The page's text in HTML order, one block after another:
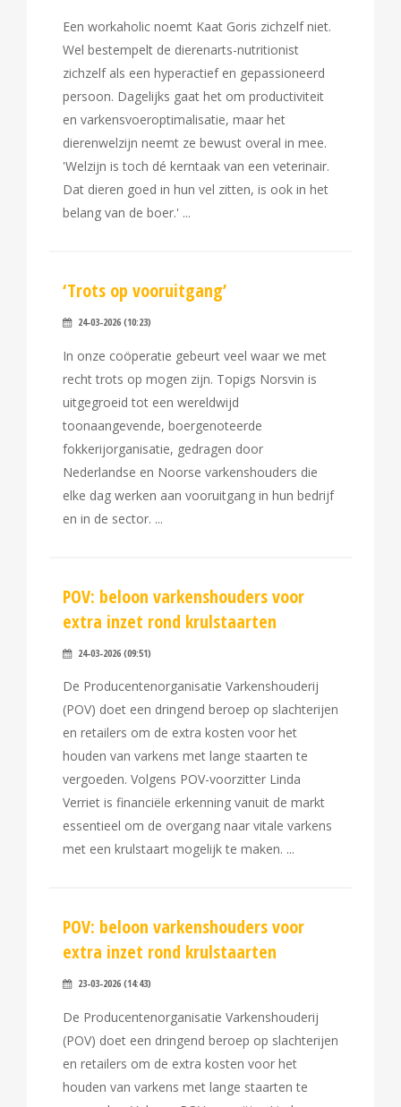
Een workaholic noemt Kaat Goris zichzelf niet.
Wel bestempelt de dierenarts-nutritionist
zichzelf als een hyperactief en gepassioneerd
persoon. Dagelijks gaat het om productiviteit
en varkensvoeroptimalisatie, maar het
dierenwelzijn neemt ze bewust overal in mee.
'Welzijn is toch dé kerntaak van een veterinair.
Dat dieren goed in hun vel zitten, is ook in het
belang van de boer.'
‘Trots op vooruitgang’
24-03-2026 (10:23)
In onze coöperatie gebeurt veel waar we met
recht trots op mogen zijn. Topigs Norsvin is
uitgegroeid tot een wereldwijd
toonaangevende, boergenoteerde
fokkerijorganisatie, gedragen door
Nederlandse en Noorse varkenshouders die
elke dag werken aan vooruitgang in hun bedrijf
en in de sector.
POV: beloon varkenshouders voor
extra inzet rond krulstaarten
24-03-2026 (09:51)
De Producentenorganisatie Varkenshouderij
(POV) doet een dringend beroep op slachterijen
en retailers om de extra kosten voor het
houden van varkens met lange staarten te
vergoeden. Volgens POV-voorzitter Linda
Verriet is financiële erkenning vanuit de markt
essentieel om de overgang naar vitale varkens
met een krulstaart mogelijk te maken.
POV: beloon varkenshouders voor
extra inzet rond krulstaarten
23-03-2026 (14:43)
De Producentenorganisatie Varkenshouderij
(POV) doet een dringend beroep op slachterijen
en retailers om de extra kosten voor het
houden van varkens met lange staarten te